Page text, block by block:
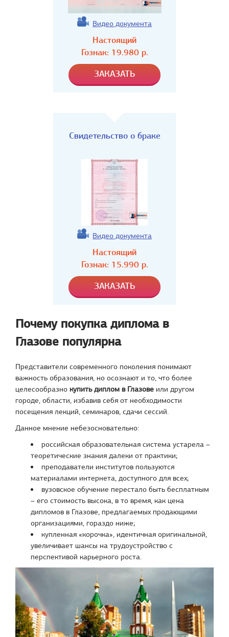
Видео документа
Настоящий
Гознак: 19.980р.
Свидетельство о браке
Видео документа
Настоящий
Гознак: 15.990р.
Почему покупка диплома в
Глазове популярна
Представители современного поколения понимают
важность образования, но осознают и то, что более
целесообразно купить диплом в Глазове или другом
городе, области, избавив себя от необходимости
посещения лекций, семинаров, сдачи сессий.
Данное мнение небезосновательно:
российская образовательная система устарела –
теоретические знания далеки от практики;
преподаватели институтов пользуются
материалами интернета, доступного для всех;
вузовское обучение перестало быть бесплатным
– его стоимость высока, в то время, как цена
дипломов в Глазове, предлагаемых продающими
организациями, гораздо ниже;
купленная «корочка», идентичная оригинальной,
увеличивает шансы на трудоустройство с
перспективой карьерного роста.